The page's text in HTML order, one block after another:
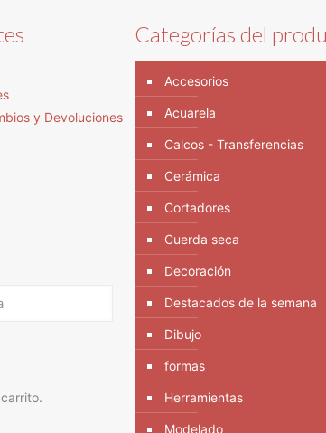
y Devoluciones
Categorías del
Accesorios
Acuarela
Calcos - Transferencias
Cerámica
Cortadores
Cuerda seca
Decoración
Destacados de la semana
Dibujo
formas
Herramientas
Modelado